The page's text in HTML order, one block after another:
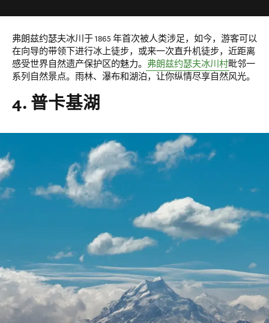
弗朗兹约瑟夫冰川于 1865 年首次被人类涉足，如今，游客可以
在向导的带领下进行冰上徒步，或来一次直升机徒步，近距离
感受世界自然遗产保护区的魅力。 弗朗兹约瑟夫冰川村毗邻一
系列自然景点。雨林、瀑布和湖泊，让你纵情尽享自然风光。
4. 普卡基湖